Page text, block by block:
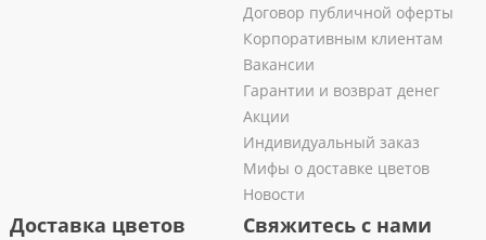
Договор публичной оферты
Корпоративным клиентам
Вакансии
Гарантии и возврат денег
Акции
Индивидуальный заказ
Мифы о доставке цветов
Новости
Доставка цветов Свяжитесь с нами